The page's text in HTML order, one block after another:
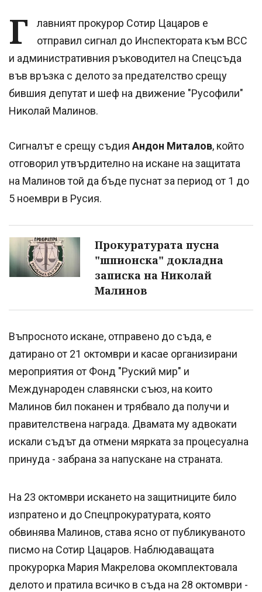
Г
лавният прокурор Сотир Цацаров е
отправил сигнал до Инспектората към ВСС
и административния ръководител на Спецсъда
във връзка с делото за предателство срещу
бившия депутат и шеф на движение "Русофили"
Николай Малинов.
Сигналът е срещу съдия Андон Миталов, който
отговорил утвърдително на искане на защитата
на Малинов той да бъде пуснат за период от 1 до
5 ноември в Русия.
Прокуратурата пусна
"шпионска" докладна
записка на Николай
Малинов
Въпросното искане, отправено до съда, е
датирано от 21 октомври и касае организирани
мероприятия от Фонд "Руский мир" и
Международен славянски съюз, на които
Малинов бил поканен и трябвало да получи и
правителствена награда. Двамата му адвокати
искали съдът да отмени мярката за процесуална
принуда - забрана за напускане на страната.
На 23 октомври искането на защитниците било
изпратено и до Спецпрокуратурата, която
обвинява Малинов, става ясно от публикуваното
писмо на Сотир Цацаров. Наблюдаващата
прокурорка Мария Макрелова окомплектовала
делото и пратила всичко в съда на 28 октомври -